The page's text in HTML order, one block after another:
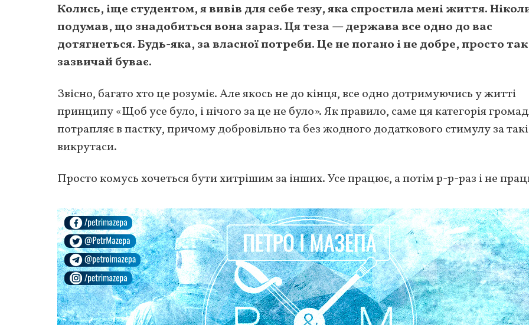
Колись, іще студентом, я вивів для себе тезу, яка спростила мені життя.
подумав, що знадобиться вона зараз. Ця теза — держава все одно до вас
дотягнеться. Будь-яка, за власної потреби. Це не погано і не добре, просто так
зазвичай буває.
Звісно, багато хто це розуміє. Але якось не до кінця, все одно дотримуючись у житті
принципу «Щоб усе було, і нічого за це не було». Як правило, саме ця категорія
потрапляє в пастку, причому добровільно та без жодного додаткового стимулу за такі
викрутаси.
Просто комусь хочеться бути хитрішим за інших. Усе працює, а потім р-р-раз і не